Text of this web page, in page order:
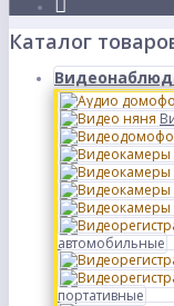
Каталог
автомобильные
портативные